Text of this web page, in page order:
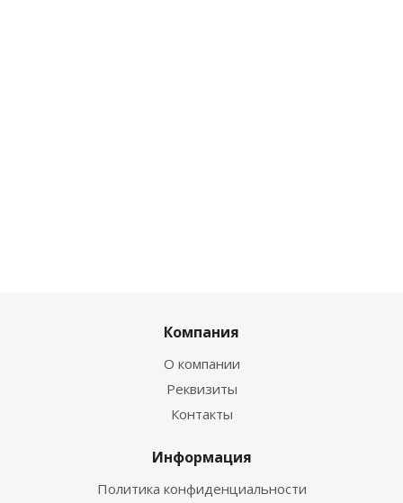
Компания
О компании
Реквизиты
Контакты
Информация
Политика конфиденциальности